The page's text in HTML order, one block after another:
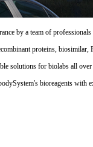
by a team of
proteins,
solutions for biolabs all
bioreagents with